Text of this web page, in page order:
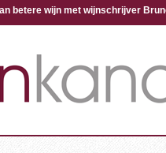
betere wijn met wijnschrijver